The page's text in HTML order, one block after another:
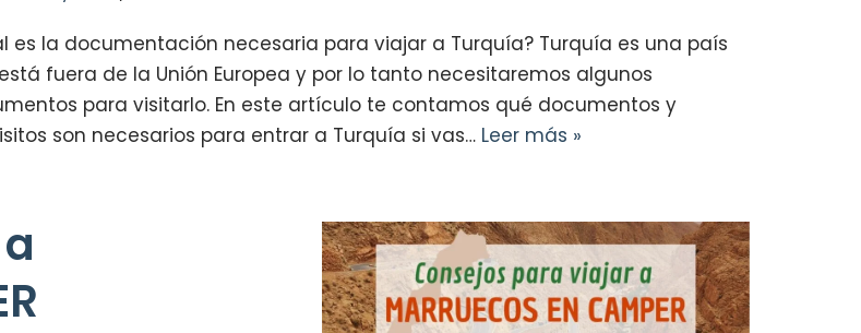
es la documentación necesaria para viajar a Turquía? Turquía es una país
fuera de la Unión Europea y por lo tanto necesitaremos algunos
para visitarlo. En este artículo te contamos qué documentos y
son necesarios para entrar a Turquía si vas… Leer más »